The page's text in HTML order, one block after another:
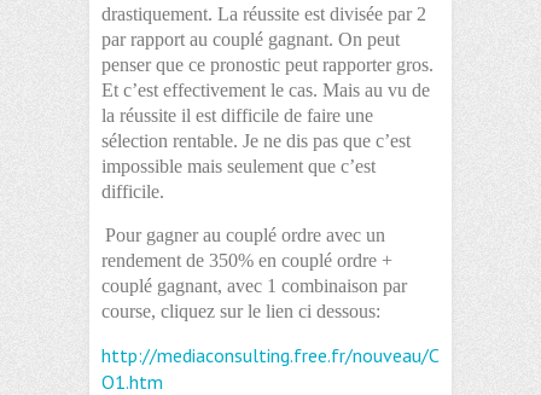
drastiquement. La réussite est divisée par 2
par rapport au couplé gagnant. On peut
penser que ce pronostic peut rapporter gros.
Et c’est effectivement le cas. Mais au vu de
la réussite il est difficile de faire une
sélection rentable. Je ne dis pas que c’est
impossible mais seulement que c’est
difficile.
Pour gagner au couplé ordre avec un
rendement de 350% en couplé ordre +
couplé gagnant, avec 1 combinaison par
course, cliquez sur le lien ci dessous:
http://mediaconsulting.free.fr/nouveau/C
O1.htm